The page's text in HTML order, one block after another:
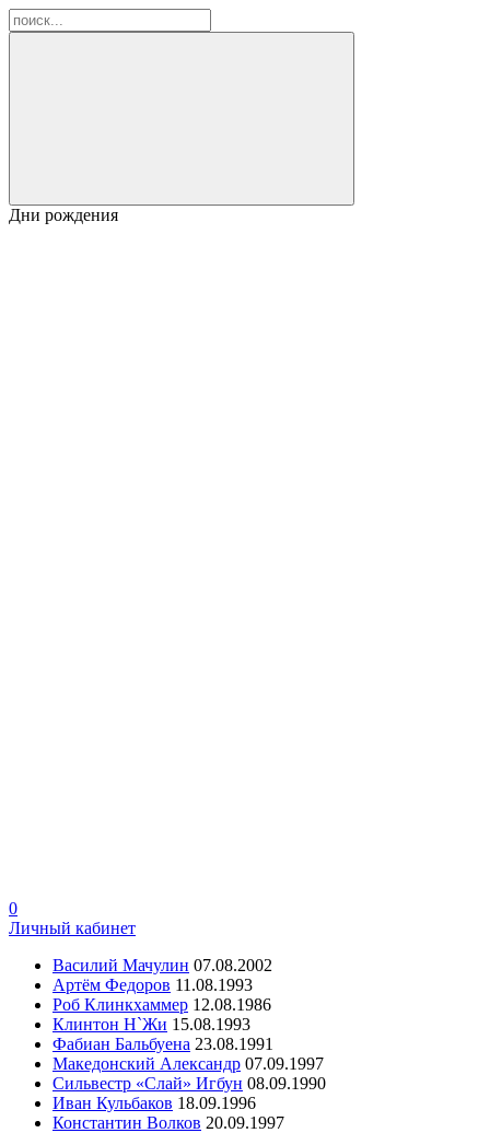
Дни рождения
0
Личный кабинет
Василий Мачулин 07.08.2002
Артём Федоров 11.08.1993
Роб Клинкхаммер 12.08.1986
Клинтон Н`Жи 15.08.1993
Фабиан Бальбуена 23.08.1991
Македонский Александр 07.09.1997
Сильвестр «Слай» Игбун 08.09.1990
Иван Кульбаков 18.09.1996
Константин Волков 20.09.1997